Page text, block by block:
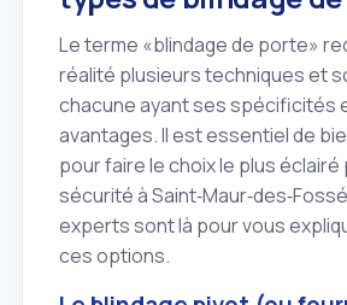
Le terme «blindage de porte»
réalité plusieurs techniques et
chacune ayant ses spécificités
avantages. Il est essentiel de
pour faire le choix le plus
sécurité à
experts sont là pour vous
ces options.